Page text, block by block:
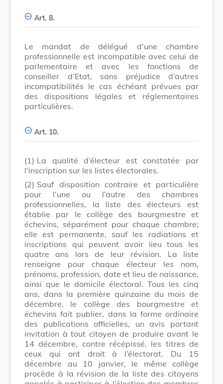
Art. 8.
Le mandat de délégué d’une chambre
professionnelle est incompatible avec celui de
parlementaire et avec les fonctions de
conseiller d’Etat, sans préjudice d’autres
incompatibilités le cas échéant prévues par
des dispositions légales et réglementaires
particulières.
Art. 10.
(1) La qualité d’électeur est constatée par
l’inscription sur les listes électorales.
(2) Sauf disposition contraire et particulière
pour l’une ou l’autre des chambres
professionnelles, la liste des électeurs est
établie par le collège des bourgmestre et
échevins, séparément pour chaque chambre;
elle est permanente, sauf les radiations et
inscriptions qui peuvent avoir lieu tous les
quatre ans lors de leur révision. La liste
renseigne pour chaque électeur les nom,
prénoms, profession, date et lieu de naissance,
ainsi que le domicile électoral. Tous les cinq
ans, dans la première quinzaine du mois de
décembre, le collège des bourgmestre et
échevins fait publier, dans la forme ordinaire
des publications officielles, un avis portant
invitation à tout citoyen de produire avant le
14 décembre, contre récépissé, les titres de
ceux qui ont droit à l’électorat. Du 15
décembre au 10 janvier, le même collège
procède à la révision de la liste des citoyens